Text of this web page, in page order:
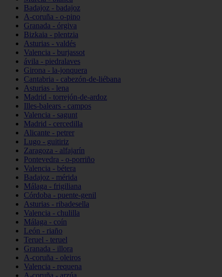
Badajoz - badajoz
A-coruña - o-pino
Granada - órgiva
Bizkaia - plentzia
Asturias - valdés
Valencia - burjassot
ávila - piedralaves
Girona - la-jonquera
Cantabria - cabezón-de-liébana
Asturias - lena
Madrid - torrejón-de-ardoz
Illes-balears - campos
Valencia - sagunt
Madrid - cercedilla
Alicante - petrer
Lugo - guitiriz
Zaragoza - alfajarín
Pontevedra - o-porriño
Valencia - bétera
Badajoz - mérida
Málaga - frigiliana
Córdoba - puente-genil
Asturias - ribadesella
Valencia - chulilla
Málaga - coín
León - riaño
Teruel - teruel
Granada - illora
A-coruña - oleiros
Valencia - requena
A-coruña - arzúa